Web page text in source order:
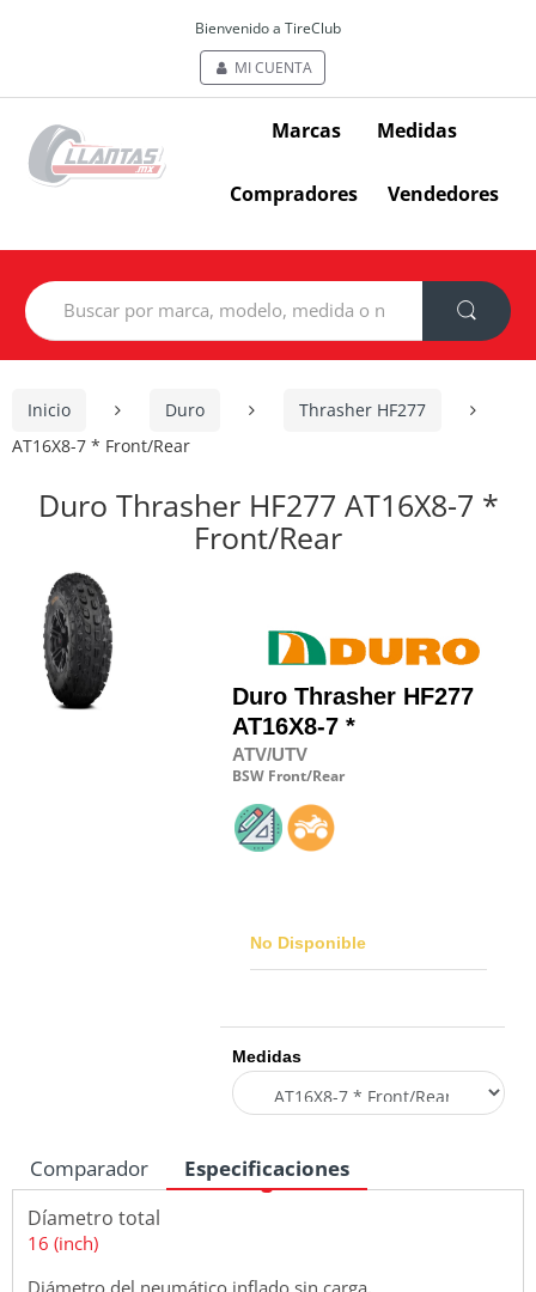
Bienvenido a TireClub
MI CUENTA
Marcas Medidas
Compradores Vendedores
Search
for:
Inicio Duro
Thrasher HF277
AT16X8-7 * Front/Rear
Duro Thrasher HF277 AT16X8-7 *
Front/Rear
Duro Thrasher HF277
AT16X8-7 *
ATV/UTV
BSW Front/Rear
No Disponible
Medidas
Comparador Especificaciones
Díametro total
16 (inch)
Diámetro del neumático inflado sin carga.